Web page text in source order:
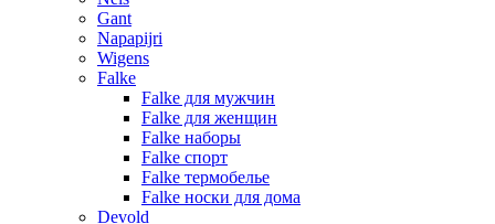
Gant
Napapijri
Wigens
Falke
Falke для мужчин
Falke для женщин
Falke наборы
Falke спорт
Falke термобелье
Falke носки для дома
Devold